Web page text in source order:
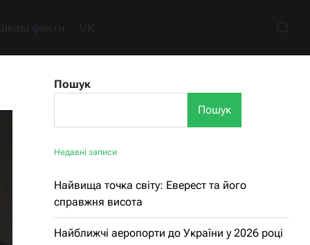
Пошук
Пошук
Недавні записи
Найвища точка світу: Еверест та його
справжня висота
Найближчі аеропорти до України у 2026 році